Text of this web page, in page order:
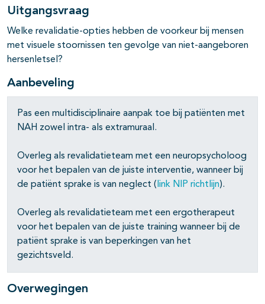
Uitgangsvraag
Welke revalidatie-opties hebben de voorkeur bij mensen
met visuele stoornissen ten gevolge van niet-aangeboren
hersenletsel?
Aanbeveling
Pas een multidisciplinaire aanpak toe bij patiënten met
NAH zowel intra- als extramuraal.
Overleg als revalidatieteam met een neuropsycholoog
voor het bepalen van de juiste interventie, wanneer bij
de patiënt sprake is van neglect ( link NIP richtlijn).
Overleg als revalidatieteam met een ergotherapeut
voor het bepalen van de juiste training wanneer bij de
patiënt sprake is van beperkingen van het
gezichtsveld.
Overwegingen